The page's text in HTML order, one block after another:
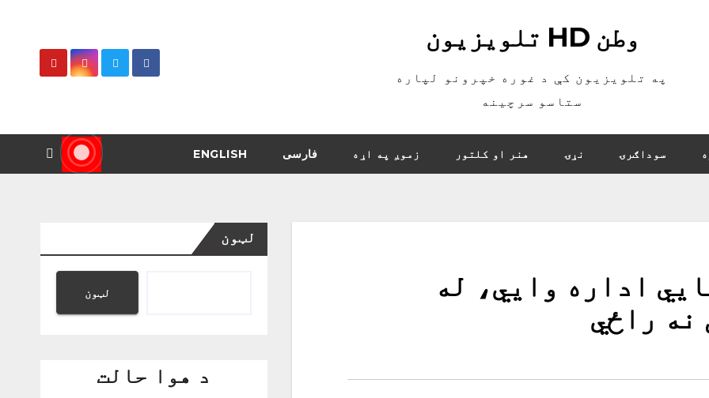
وطن HD تلویزیون
په تلویزیون کې د غوره خپرونو لپاره
ستاسو سرچینه
سوداګرۍ نړۍ هنر او کلتور زموږ په اړه فارسی ENGLISH
فضايي اداره وايي، له
نه راځي
لټون
لټون
د هوا حالت